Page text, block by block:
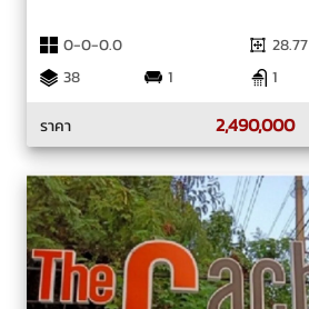
0-0-0.0
28.77
38
1 1
ราคา
2,490,000